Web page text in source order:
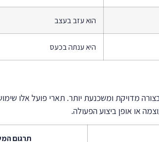
הוא עזב בעצב
היא ענתה בכעס
מדויקת ומשכנעת יותר. תארי פועל אלו
או אופן ביצוע הפעולה.
תרגום